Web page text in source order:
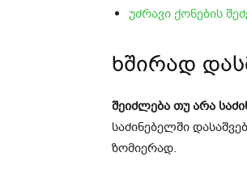
უძრავი ქონების
ხშირად
შეიძლება თუ არა
საძინებელში
ზომიერად.